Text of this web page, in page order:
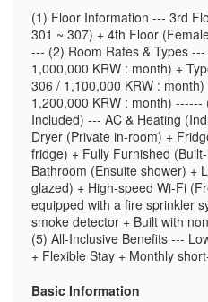
(1) Floor Information --- 3rd
301 ~ 307) + 4th Floor
--- (2) Room Rates & Types
1,000,000 KRW : month) +
306 / 1,100,000 KRW :
1,200,000 KRW : month)
Included) --- AC & Heating
Dryer (Private in-room) +
fridge) + Fully Furnished
Bathroom (Ensuite shower) +
glazed) + High-speed Wi-Fi
equipped with a fire sprinkler
smoke detector + Built with
(5) All-Inclusive Benefits ---
+ Flexible Stay + Monthly
Basic Information